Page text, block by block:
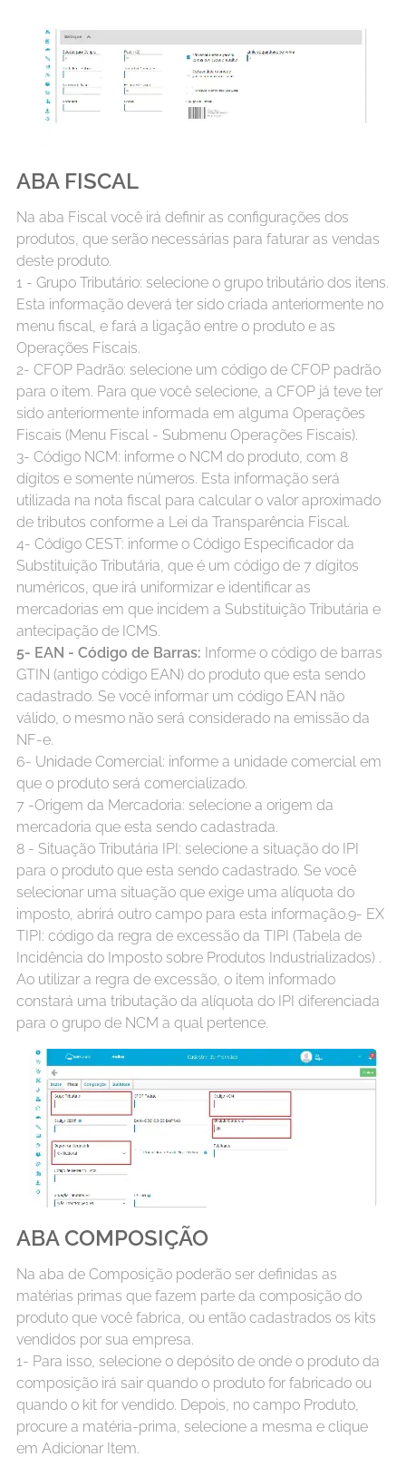
ABA FISCAL
Na aba Fiscal você irá definir as configurações dos
produtos, que serão necessárias para faturar as vendas
deste produto.
1 - Grupo Tributário: selecione o grupo tributário dos itens.
Esta informação deverá ter sido criada anteriormente no
menu fiscal, e fará a ligação entre o produto e as
Operações Fiscais.
2- CFOP Padrão: selecione um código de CFOP padrão
para o item. Para que você selecione, a CFOP já teve ter
sido anteriormente informada em alguma Operações
Fiscais (Menu Fiscal - Submenu Operações Fiscais).
3- Código NCM: informe o NCM do produto, com 8
dígitos e somente números. Esta informação será
utilizada na nota fiscal para calcular o valor aproximado
de tributos conforme a Lei da Transparência Fiscal.
4- Código CEST: informe o Código Especificador da
Substituição Tributária, que é um código de 7 dígitos
numéricos, que irá uniformizar e identificar as
mercadorias em que incidem a Substituição Tributária e
antecipação de ICMS.
5- EAN - Código de Barras: Informe o código de barras
GTIN (antigo código EAN) do produto que esta sendo
cadastrado. Se você informar um código EAN não
válido, o mesmo não será considerado na emissão da
NF-e.
6- Unidade Comercial: informe a unidade comercial em
que o produto será comercializado.
7 -Origem da Mercadoria: selecione a origem da
mercadoria que esta sendo cadastrada.
8 - Situação Tributária IPI: selecione a situação do IPI
para o produto que esta sendo cadastrado. Se você
selecionar uma situação que exige uma alíquota do
imposto, abrirá outro campo para esta informação.9- EX
TIPI: código da regra de excessão da TIPI (Tabela de
Incidência do Imposto sobre Produtos Industrializados) .
Ao utilizar a regra de excessão, o item informado
constará uma tributação da alíquota do IPI diferenciada
para o grupo de NCM a qual pertence.
ABA COMPOSIÇÃO
Na aba de Composição poderão ser definidas as
matérias primas que fazem parte da composição do
produto que você fabrica, ou então cadastrados os kits
vendidos por sua empresa.
1- Para isso, selecione o depósito de onde o produto da
composição irá sair quando o produto for fabricado ou
quando o kit for vendido. Depois, no campo Produto,
procure a matéria-prima, selecione a mesma e clique
em Adicionar Item.